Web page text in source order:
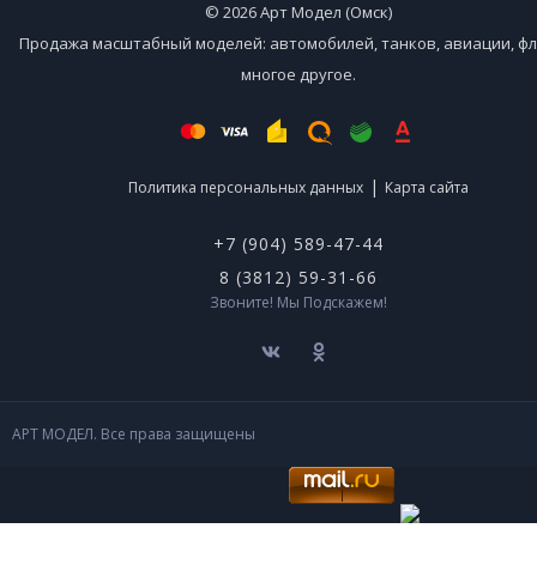
© 2026 Арт Модел (Омск)
Продажа масштабный моделей: автомобилей, танков, авиации,
многое другое.
Политика персональных данных | Карта сайта
+7 (904) 589-47-44
8 (3812) 59-31-66
Звоните! Мы Подскажем!
АРТ МОДЕЛ. Все права защищены